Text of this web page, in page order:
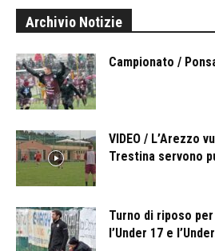
Archivio Notizie
Campionato /
VIDEO / L’Arezzo
Trestina servono
Turno di riposo
l’Under 17 e